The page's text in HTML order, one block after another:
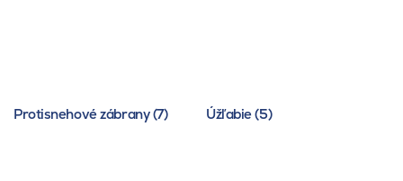
Protisnehové zábrany (7) Úžľabie (5)